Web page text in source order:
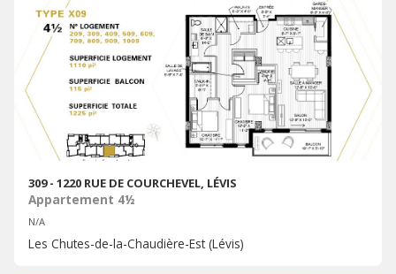
309 - 1220 RUE DE COURCHEVEL, LÉVIS
Appartement 4½
N/A
Les Chutes-de-la-Chaudière-Est (Lévis)